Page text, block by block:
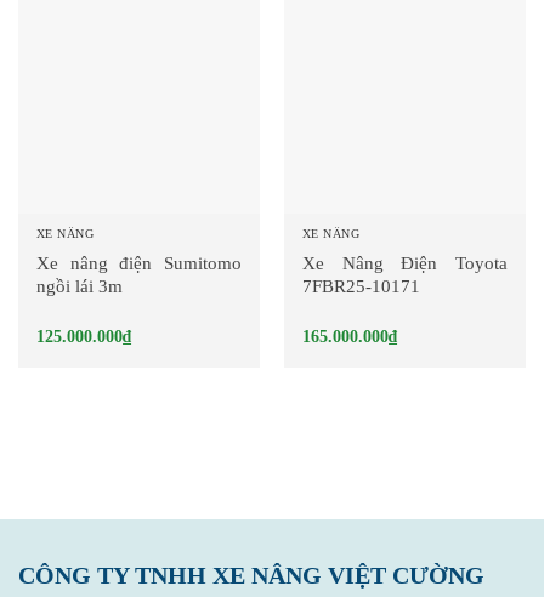
XE NÂNG
Xe nâng điện Sumitomo
ngồi lái 3m
125.000.000₫
XE NÂNG
Xe Nâng Điện Toyota
7FBR25-10171
165.000.000₫
CÔNG TY TNHH XE NÂNG VIỆT CƯỜNG